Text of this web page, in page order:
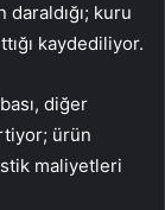
daraldığı; kuru
kaydediliyor.
diğer
ürün
maliyetleri